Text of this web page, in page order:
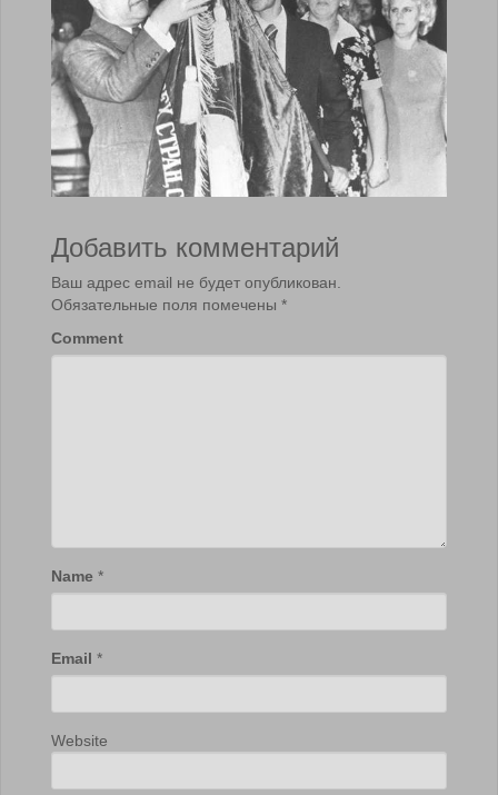
Добавить комментарий
Ваш адрес email не будет опубликован.
Обязательные поля помечены *
Comment
Name *
Email *
Website